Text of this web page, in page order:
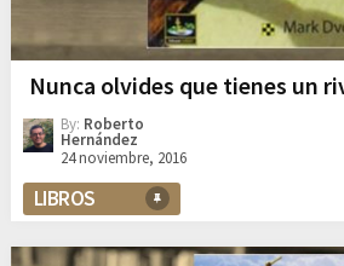
Nunca olvides que tienes un
By: Roberto
Hernández
24 noviembre, 2016
LIBROS